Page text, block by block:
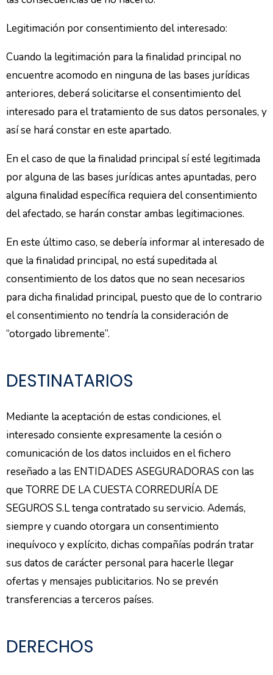
Legitimación por consentimiento del interesado:
Cuando la legitimación para la finalidad principal no
encuentre acomodo en ninguna de las bases jurídicas
anteriores, deberá solicitarse el consentimiento del
interesado para el tratamiento de sus datos personales, y
así se hará constar en este apartado.
En el caso de que la finalidad principal sí esté legitimada
por alguna de las bases jurídicas antes apuntadas, pero
alguna finalidad específica requiera del consentimiento
del afectado, se harán constar ambas legitimaciones.
En este último caso, se debería informar al interesado de
que la finalidad principal, no está supeditada al
consentimiento de los datos que no sean necesarios
para dicha finalidad principal, puesto que de lo contrario
el consentimiento no tendría la consideración de
“otorgado libremente”.
DESTINATARIOS
Mediante la aceptación de estas condiciones, el
interesado consiente expresamente la cesión o
comunicación de los datos incluidos en el fichero
reseñado a las ENTIDADES ASEGURADORAS con las
que TORRE DE LA CUESTA CORREDURÍA DE
SEGUROS S.L tenga contratado su servicio. Además,
siempre y cuando otorgara un consentimiento
inequívoco y explícito, dichas compañías podrán tratar
sus datos de carácter personal para hacerle llegar
ofertas y mensajes publicitarios. No se prevén
transferencias a terceros países.
DERECHOS